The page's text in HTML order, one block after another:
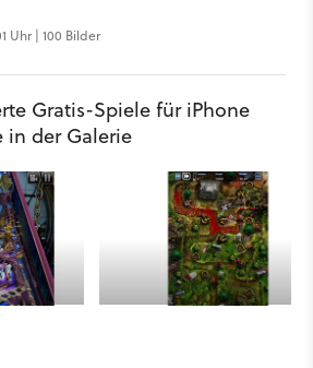
Uhr | 100 Bilder
Gratis-Spiele für iPhone
in der Galerie